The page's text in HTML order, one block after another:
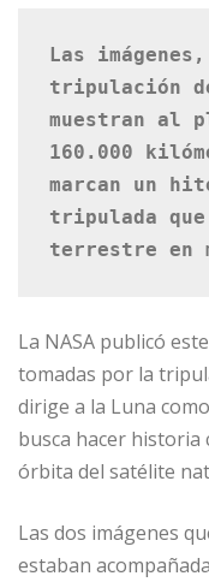
Las
tripulación
muestran al
160.000
marcan un
tripulada
terrestre en
La NASA publicó
tomadas por la
dirige a la Luna
busca hacer historia
órbita del satélite
Las dos imágenes
estaban